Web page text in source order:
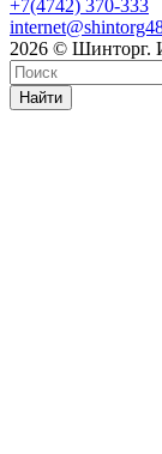
+7(4742) 370-333
2026 © Шинторг.
Найти